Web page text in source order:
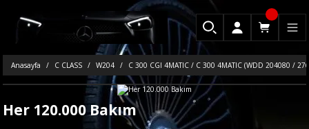
Anasayfa C CLASS W204 C 300 CGI 4MATIC / C 300 4MATIC (WDD 204080 /
Her 120.000 Bakım